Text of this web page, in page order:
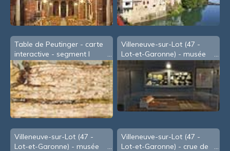
Table de Peutinger - carte
interactive - segment I
Villeneuve-sur-Lot (47 -
Lot-et-Garonne) - musée
Villeneuve-sur-Lot (47 -
Lot-et-Garonne) - musée
Villeneuve-sur-Lot (47 -
Lot-et-Garonne) - crue de